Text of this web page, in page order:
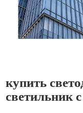
купить
светильник